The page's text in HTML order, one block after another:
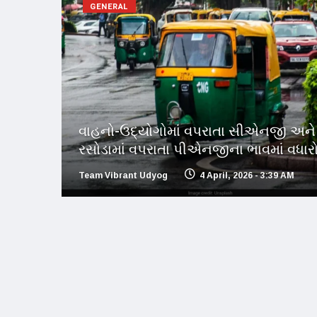
GENERAL
વાહનો-ઉદ્યોગોમાં વપરાતા સીએનજી અને
રસોડામાં વપરાતા પીએનજીના ભાવમાં
Team Vibrant Udyog 4 April, 2026 - 3:39 AM